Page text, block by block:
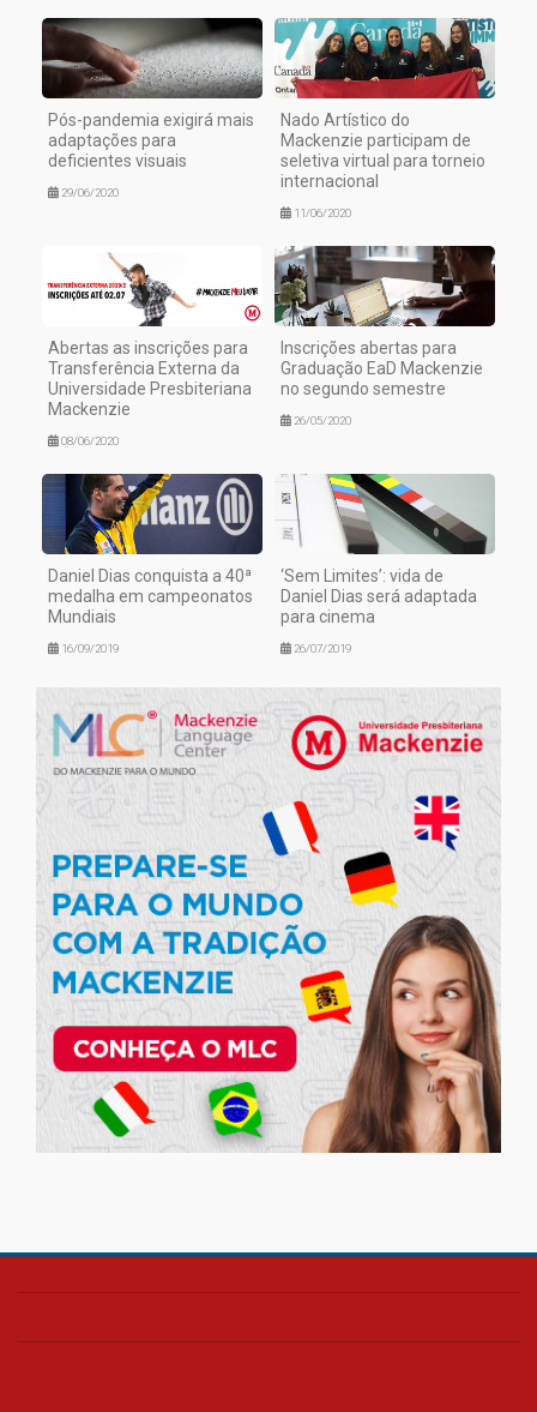
Pós-pandemia exigirá mais
adaptações para
deficientes visuais
29/06/2020
Nado Artístico do
Mackenzie participam de
seletiva virtual para torneio
internacional
11/06/2020
Abertas as inscrições para
Transferência Externa da
Universidade Presbiteriana
Mackenzie
08/06/2020
Inscrições abertas para
Graduação EaD Mackenzie
no segundo semestre
26/05/2020
Daniel Dias conquista a 40ª
medalha em campeonatos
Mundiais
16/09/2019
‘Sem Limites’: vida de
Daniel Dias será adaptada
para cinema
26/07/2019